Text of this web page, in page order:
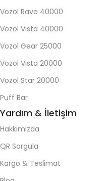
Vozol Rave 40000
Vozol Vista 40000
Vozol Gear 25000
Vozol Vista 20000
Vozol Star 20000
Puff Bar
Yardım & İletişim
Hakkımızda
QR Sorgula
Kargo & Teslimat